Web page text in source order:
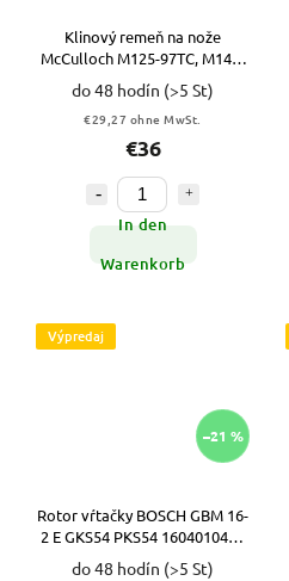
Klinový remeň na nože
McCulloch M125-97TC, M145-
97TC; Jonsered LT2217CMA
439726 VYPR
do 48 hodín (>5 St)
€29,27 ohne MwSt.
€36
In den
Warenkorb
Výpredaj
–21 %
Rotor vŕtačky BOSCH GBM 16-
2 E GKS54 PKS54 1604010451
VYPR
do 48 hodín (>5 St)